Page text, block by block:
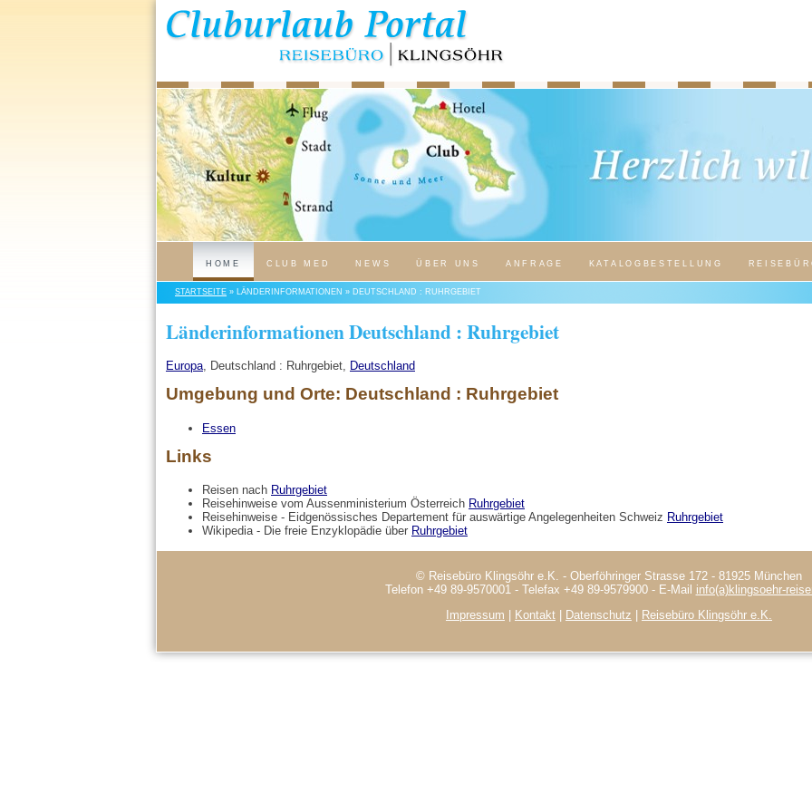
HOME CLUB MED NEWS ÜBER UNS ANFRAGE KATALOGBESTELLUNG
STARTSEITE » LÄNDERINFORMATIONEN » DEUTSCHLAND : RUHRGEBIET
Länderinformationen Deutschland : Ruhrgebiet
Europa , Deutschland : Ruhrgebiet, Deutschland
Umgebung und Orte: Deutschland : Ruhrgebiet
Essen
Links
Reisen nach Ruhrgebiet
Reisehinweise vom Aussenministerium Österreich Ruhrgebiet
Reisehinweise - Eidgenössisches Departement für auswärtige Angelegenheiten Schweiz Ruhrgebiet
Wikipedia - Die freie Enzyklopädie über Ruhrgebiet
© Reisebüro Klingsöhr e.K. - Oberföhringer Strasse 172 - 81925 München
Telefon +49 89-9570001 - Telefax +49 89-9579900 - E-Mail info(a)klingsoehr-
Impressum
Kontakt Datenschutz Reisebüro Klingsöhr e.K.